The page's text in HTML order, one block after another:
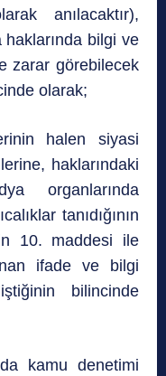
anılacaktır),
haklarında bilgi ve
zarar görebilecek
olarak;
halen siyasi
haklarındaki
organlarında
tanıdığının
10. maddesi ile
ifade ve bilgi
bilincinde
kamu denetimi